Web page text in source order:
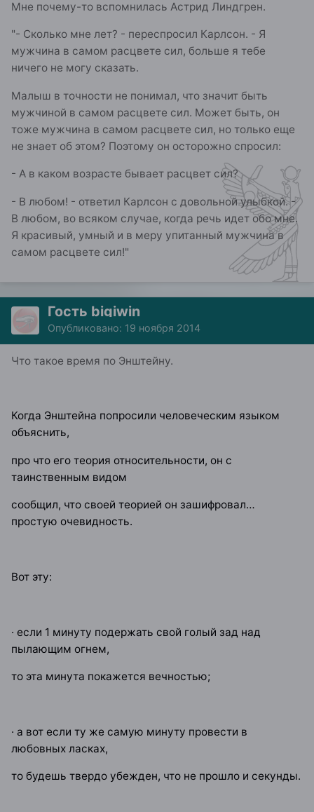
Мне почему-то вспомнилась Астрид Линдгрен.
"- Сколько мне лет? - переспросил Карлсон. - Я
мужчина в самом расцвете сил, больше я тебе
ничего не могу сказать.
Малыш в точности не понимал, что значит быть
мужчиной в самом расцвете сил. Может быть, он
тоже мужчина в самом расцвете сил, но только еще
не знает об этом? Поэтому он осторожно спросил:
- А в каком возрасте бывает расцвет сил?
- В любом! - ответил Карлсон с довольной улыбкой. -
В любом, во всяком случае, когда речь идет обо мне.
Я красивый, умный и в меру упитанный мужчина в
самом расцвете сил!"
Гость bigiwin
Опубликовано: 19 ноября 2014
Что такое время по Энштейну.
Когда Энштейна попросили человеческим языком
объяснить,
про что его теория относительности, он с
таинственным видом
сообщил, что своей теорией он зашифровал…
простую очевидность.
Вот эту:
· если 1 минуту подержать свой голый зад над
пылающим огнем,
то эта минута покажется вечностью;
· а вот если ту же самую минуту провести в
любовных ласках,
то будешь твердо убежден, что не прошло и секунды.